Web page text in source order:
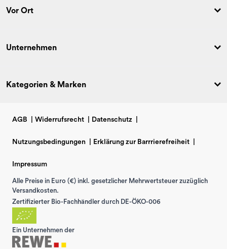
Vor Ort
Unternehmen
Kategorien & Marken
AGB Widerrufsrecht Datenschutz
Nutzungsbedingungen Erklärung zur Barrrierefreiheit
Impressum
Alle Preise in Euro (€) inkl. gesetzlicher Mehrwertsteuer zuzüglich
Versandkosten.
Zertifizierter Bio-Fachhändler durch DE-ÖKO-006
Ein Unternehmen der